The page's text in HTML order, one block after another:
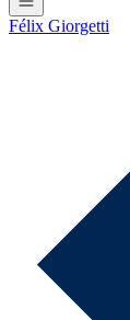
Félix Giorgetti